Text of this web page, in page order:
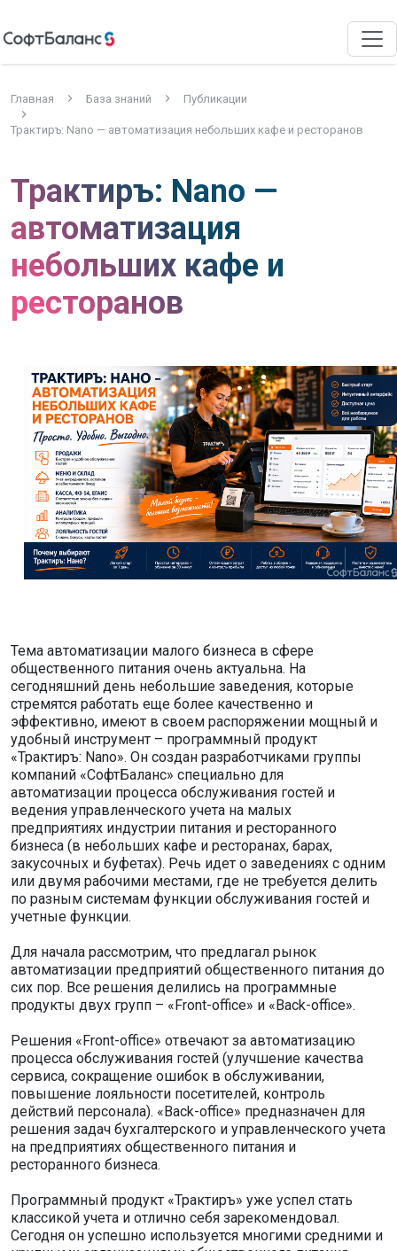
Главная База знаний Публикации
Трактиръ: Nano — автоматизация небольших кафе и ресторанов
Трактиръ: Nano —
автоматизация
небольших кафе и
ресторанов
Тема автоматизации малого бизнеса в сфере
общественного питания очень актуальна. На
сегодняшний день небольшие заведения, которые
стремятся работать еще более качественно и
эффективно, имеют в своем распоряжении мощный и
удобный инструмент – программный продукт
«Трактиръ: Nano». Он создан разработчиками группы
компаний «СофтБаланс» специально для
автоматизации процесса обслуживания гостей и
ведения управленческого учета на малых
предприятиях индустрии питания и ресторанного
бизнеса (в небольших кафе и ресторанах, барах,
закусочных и буфетах). Речь идет о заведениях с одним
или двумя рабочими местами, где не требуется делить
по разным системам функции обслуживания гостей и
учетные функции.
Для начала рассмотрим, что предлагал рынок
автоматизации предприятий общественного питания до
сих пор. Все решения делились на программные
продукты двух групп – «Front-office» и «Back-office».
Решения «Front-office» отвечают за автоматизацию
процесса обслуживания гостей (улучшение качества
сервиса, сокращение ошибок в обслуживании,
повышение лояльности посетителей, контроль
действий персонала). «Back-office» предназначен для
решения задач бухгалтерского и управленческого учета
на предприятиях общественного питания и
ресторанного бизнеса.
Программный продукт «Трактиръ» уже успел стать
классикой учета и отлично себя зарекомендовал.
Сегодня он успешно используется многими средними и